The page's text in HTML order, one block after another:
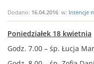
Dodano: 16.04.2016 w: Intencje
Poniedziałek 18 kwietnia
Godz. 7.00 – śp. Łucja